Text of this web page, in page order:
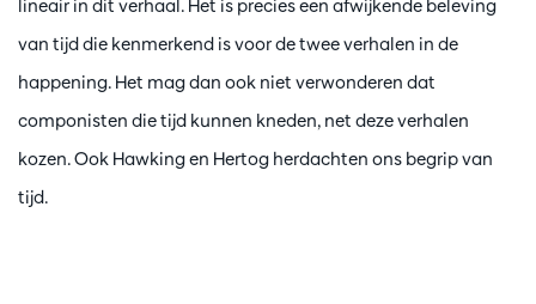
lineair in dit verhaal. Het is precies een afwijkende beleving
van tijd die kenmerkend is voor de twee verhalen in de
happening. Het mag dan ook niet verwonderen dat
componisten die tijd kunnen kneden, net deze verhalen
kozen. Ook Hawking en Hertog herdachten ons begrip van
tijd.